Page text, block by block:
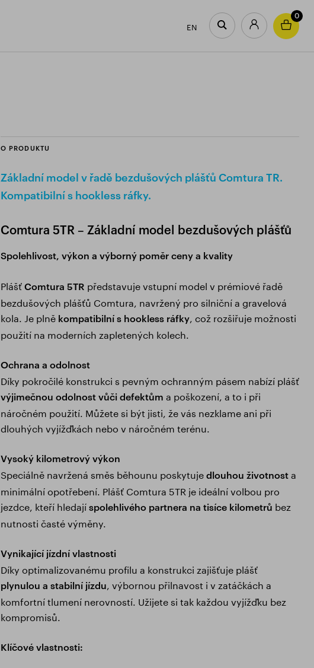
EN
0
O PRODUKTU
Základní model v řadě bezdušových plášťů Comtura TR.
Kompatibilní s hookless ráfky.
Comtura 5TR – Základní model bezdušových plášťů
Spolehlivost, výkon a výborný poměr ceny a kvality
Plášť Comtura 5TR představuje vstupní model v prémiové řadě
bezdušových plášťů Comtura, navržený pro silniční a gravelová
kola. Je plně kompatibilní s hookless ráfky, což rozšiřuje možnosti
použití na moderních zapletených kolech.
Ochrana a odolnost
Díky pokročilé konstrukci s pevným ochranným pásem nabízí plášť
výjimečnou odolnost vůči defektům a poškození, a to i při
náročném použití. Můžete si být jisti, že vás nezklame ani při
dlouhých vyjížďkách nebo v náročném terénu.
Vysoký kilometrový výkon
Speciálně navržená směs běhounu poskytuje dlouhou životnosta
minimální opotřebení. Plášť Comtura 5TR je ideální volbou pro
jezdce, kteří hledají spolehlivého partnera na tisíce kilometrů bez
nutnosti časté výměny.
Vynikající jízdní vlastnosti
Díky optimalizovanému profilu a konstrukci zajišťuje plášť
plynulou a stabilní jízdu , výbornou přilnavost i v zatáčkách a
komfortní tlumení nerovností. Užijete si tak každou vyjížďku bez
kompromisů.
Klíčové vlastnosti: